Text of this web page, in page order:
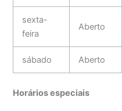
sexta-
feira
Aberto
sábado Aberto
Horários especiais